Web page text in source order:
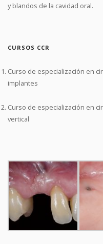
y blandos de la cavidad oral.
CURSOS CCR
Curso de especialización en
implantes
Curso de especialización en
vertical